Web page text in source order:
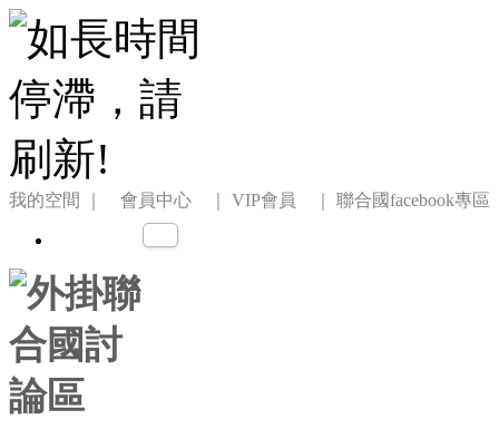
我的空間 ｜ 會員中心 ｜ VIP會員 ｜ 聯合國facebook專區